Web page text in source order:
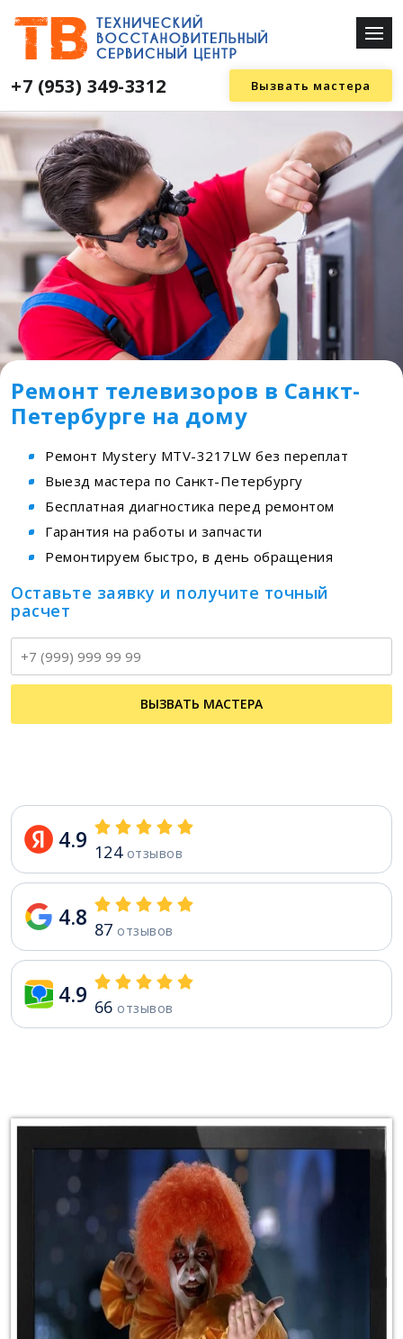
+7 (953) 349-3312 Вызвать мастера
Ремонт телевизоров в Санкт-
Петербурге на дому
Ремонт Mystery MTV-3217LW без переплат
Выезд мастера по Санкт-Петербургу
Бесплатная диагностика перед ремонтом
Гарантия на работы и запчасти
Ремонтируем быстро, в день обращения
Оставьте заявку и получите точный
расчет
ВЫЗВАТЬ МАСТЕРА
4.9 124отзывов
4.8 87 отзывов
4.9 66 отзывов